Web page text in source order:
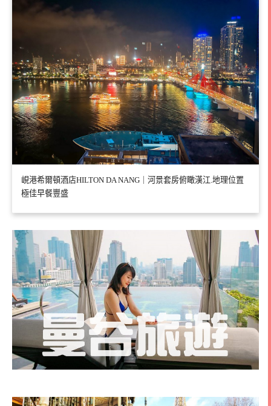
峴港希爾頓酒店HILTON DA NANG｜河景套房俯瞰漢江.地理位置
極佳早餐豐盛